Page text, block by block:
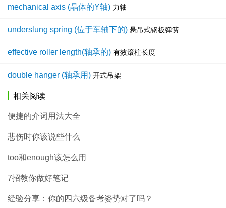
mechanical axis (晶体的Y轴) 力轴
underslung spring (位于车轴下的) 悬吊式钢板弹簧
effective roller length(轴承的) 有效滚柱长度
double hanger (轴承用) 开式吊架
相关阅读
便捷的介词用法大全
悲伤时你该说些什么
too和enough该怎么用
7招教你做好笔记
经验分享：你的四六级备考姿势对了吗？